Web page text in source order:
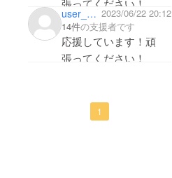
user_b48990123344 2023/06/22 20:12
14件の支援者です
応援しています！頑
張ってください！
1